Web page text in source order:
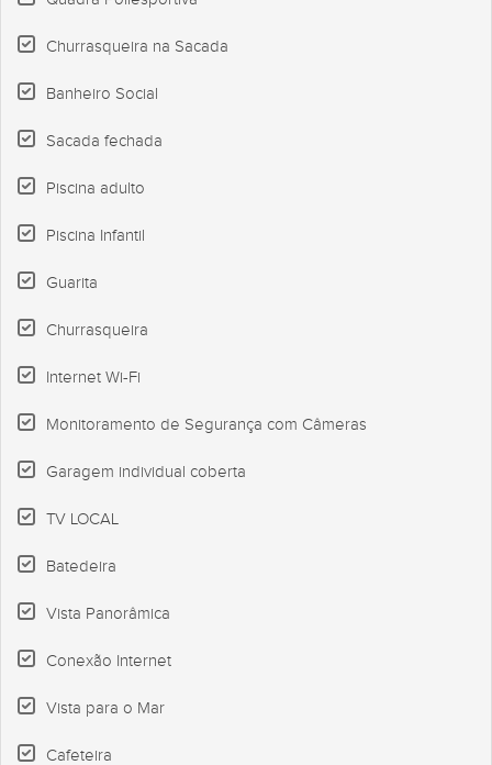
Churrasqueira na Sacada
Banheiro Social
Sacada fechada
Piscina adulto
Piscina Infantil
Guarita
Churrasqueira
Internet Wi-Fi
Monitoramento de Segurança com Câmeras
Garagem individual coberta
TV LOCAL
Batedeira
Vista Panorâmica
Conexão Internet
Vista para o Mar
Cafeteira